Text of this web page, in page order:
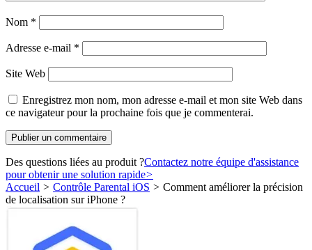
Nom *
Adresse e-mail *
Site Web
Enregistrez mon nom, mon adresse e-mail et mon site Web dans
ce navigateur pour la prochaine fois que je commenterai.
Des questions liées au produit ?Contactez notre équipe d'assistance
pour obtenir une solution rapide>
Accueil > Contrôle Parental iOS > Comment améliorer la précision
de localisation sur iPhone ?